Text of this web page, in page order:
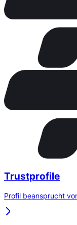
Trustprofile
Profil beansprucht